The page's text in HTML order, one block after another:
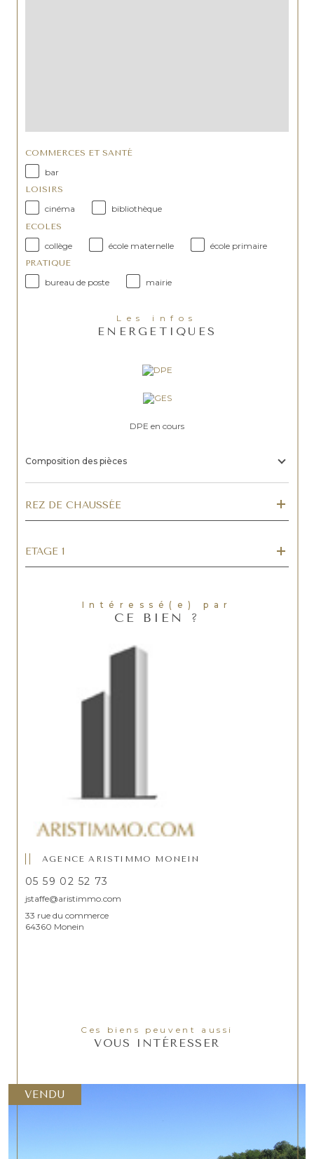
COMMERCES ET SANTÉ
bar
LOISIRS
cinéma bibliothèque
ECOLES
collège école maternelle école primaire
PRATIQUE
bureau de poste mairie
Les infos
ENERGETIQUES
DPE en cours
Composition des pièces
REZ DE CHAUSSÉE
ETAGE 1
Intéressé(e) par
CE BIEN ?
AGENCE ARISTIMMO MONEIN
05 59 02 52 73
jstaffe@aristimmo.com
33 rue du commerce
64360 Monein
Ces biens peuvent aussi
VOUS INTÉRESSER
VENDU